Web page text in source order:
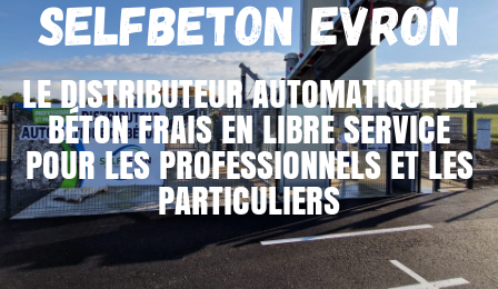
SELFBETON EVRON
LE DISTRIBUTEUR AUTOMATIQUE DE
BÉTON FRAIS EN LIBRE SERVICE
POUR LES PROFESSIONNELS ET LES
PARTICULIERS